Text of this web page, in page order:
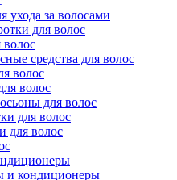
ухода за волосами
для волос
волос
средства для волос
волос
волос
для волос
для волос
для волос
и кондиционеры